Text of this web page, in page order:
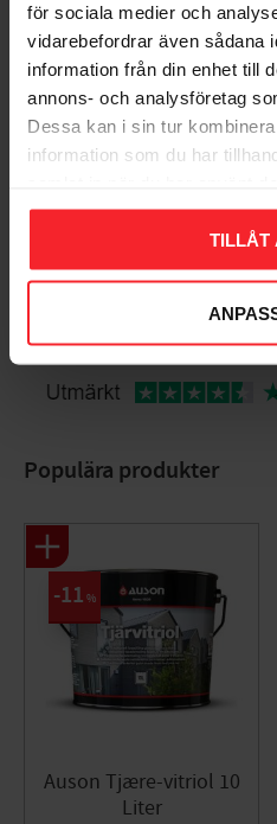
för sociala medier och
vidarebefordrar även sådana
information från din enhet till
annons- och analysföretag
Dessa kan i sin tur
information som du har
TILLÅT
Bedømmelser
Dig
Bliv den første, der giver en
Populära produkter
Auson Tjære-vitriol 10
Liter
11 %